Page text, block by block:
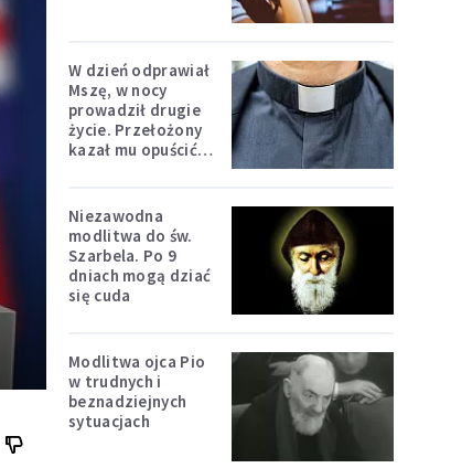
W dzień odprawiał
Mszę, w nocy
prowadził drugie
życie. Przełożony
kazał mu opuścić
Niezawodna
modlitwa do św.
Szarbela. Po 9
dniach mogą dziać
się cuda
Modlitwa ojca Pio
w trudnych i
beznadziejnych
sytuacjach